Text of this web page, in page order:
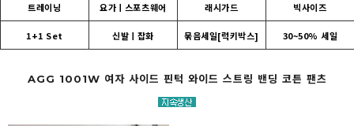
트레이닝 요가ㅣ스포츠웨어 래시가드 빅사이즈
1+1 Set 신발ㅣ잡화 묶음세일[럭키박스] 30~50% 세일
AGG 1001W 여자 사이드 핀턱 와이드 스트링 밴딩 코튼 팬츠